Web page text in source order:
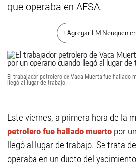
que operaba en AESA.
+ Agregar LM Neuquen en
El trabajador petrolero de Vaca Muerta fue hallado
llegó al lugar de trabajo.
Este viernes, a primera hora de la
petrolero fue hallado muerto por
llegó al lugar de trabajo. Se trata
operaba en un ducto del